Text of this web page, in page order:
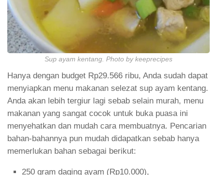
Sup ayam kentang. Photo by keeprecipes
Hanya dengan budget Rp29.566 ribu, Anda sudah dapat
menyiapkan menu makanan selezat sup ayam kentang.
Anda akan lebih tergiur lagi sebab selain murah, menu
makanan yang sangat cocok untuk buka puasa ini
menyehatkan dan mudah cara membuatnya. Pencarian
bahan-bahannya pun mudah didapatkan sebab hanya
memerlukan bahan sebagai berikut:
250 gram daging ayam (Rp10.000),